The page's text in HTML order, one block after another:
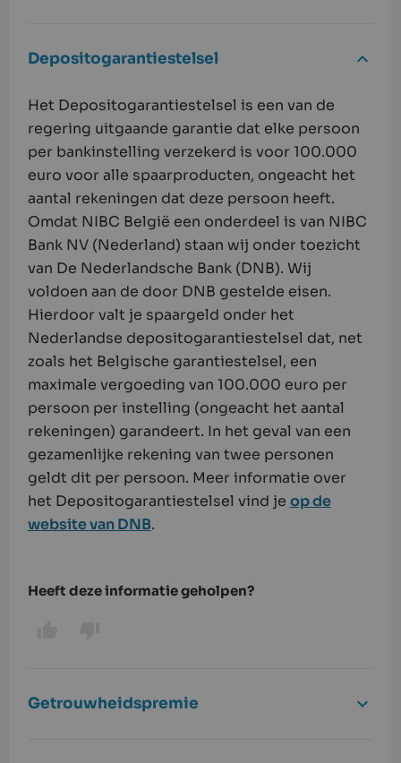
Depositogarantiestelsel
Het Depositogarantiestelsel is een van de
regering uitgaande garantie dat elke persoon
per bankinstelling verzekerd is voor 100.000
euro voor alle spaarproducten, ongeacht het
aantal rekeningen dat deze persoon heeft.
Omdat NIBC België een onderdeel is van NIBC
Bank NV (Nederland) staan wij onder toezicht
van De Nederlandsche Bank (DNB). Wij
voldoen aan de door DNB gestelde eisen.
Hierdoor valt je spaargeld onder het
Nederlandse depositogarantiestelsel dat, net
zoals het Belgische garantiestelsel, een
maximale vergoeding van 100.000 euro per
persoon per instelling (ongeacht het aantal
rekeningen) garandeert. In het geval van een
gezamenlijke rekening van twee personen
geldt dit per persoon. Meer informatie over
het Depositogarantiestelsel vind je op de
website van DNB.
Heeft deze informatie geholpen?
Getrouwheidspremie